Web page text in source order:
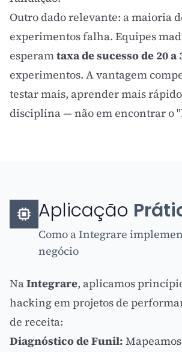
Outro dado relevante: a maioria
experimentos falha. Equipes
esperamtaxa de sucesso de 20 a
experimentos. A vantagem
testar mais, aprender mais
disciplina — não em encontrar o
Aplicação
Como a Integrare
negócio
NaIntegrare, aplicamos
hacking em projetos de
de receita:
Diagnóstico de Funil: